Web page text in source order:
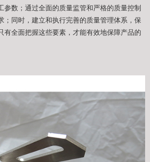
参数；通过全面的质量监管和严格的质量控制
；同时，建立和执行完善的质量管理体系，保
有全面把握这些要素，才能有效地保障产品的